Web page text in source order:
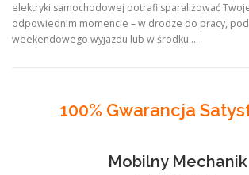
elektryki samochodowej potrafi sparaliżować
odpowiednim momencie – w drodze do pracy,
weekendowego wyjazdu lub w środku …
100% Gwarancja
Mobilny Mechanik